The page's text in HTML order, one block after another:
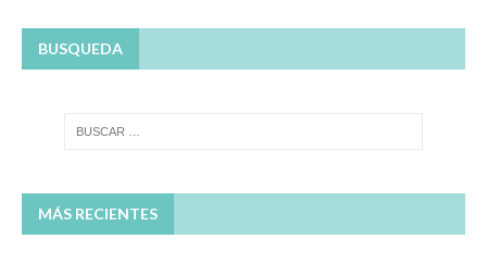
BUSQUEDA
MÁS RECIENTES